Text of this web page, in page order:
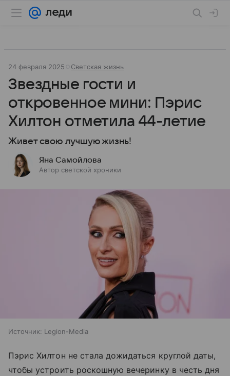
24 февраля 2025 Светская жизнь
Звездные гости и
откровенное мини: Пэрис
Хилтон отметила 44-летие
Живет свою лучшую жизнь!
Яна Самойлова
Автор светской хроники
Источник: Legion-Media
Пэрис Хилтон не стала дожидаться круглой даты,
чтобы устроить роскошную вечеринку в честь дня